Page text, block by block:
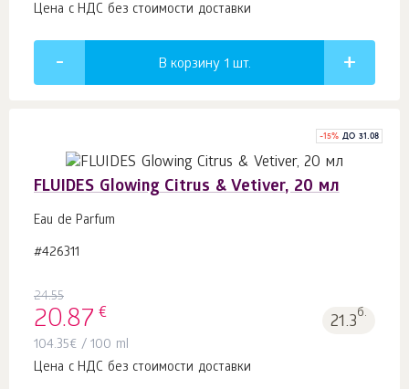
Цена с НДС без стоимости доставки
В корзину 1 шт.
-15% ДО 31.08
FLUIDES Glowing Citrus & Vetiver, 20 мл
Eau de Parfum
#426311
24.55
20.87 € 21.3б.
104.35€ / 100 ml
Цена с НДС без стоимости доставки